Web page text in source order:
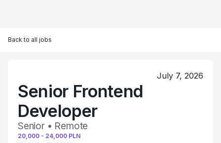
Back to all jobs
July 7, 2026
Senior Frontend
Developer
Senior • Remote
20,000 - 24,000 PLN